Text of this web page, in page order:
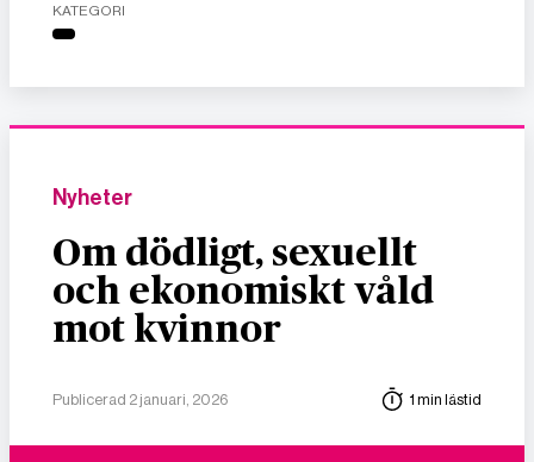
KATEGORI
Nyheter
Om dödligt, sexuellt
och ekonomiskt våld
mot kvinnor
Publicerad 2 januari, 2026 1 min lästid